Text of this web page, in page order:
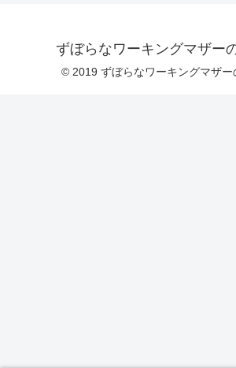
ずぼらなワーキングマザー
© 2019 ずぼらなワーキングマザー